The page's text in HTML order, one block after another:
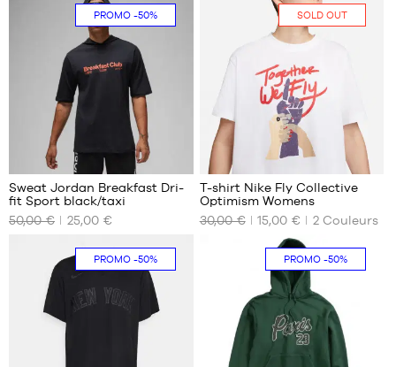
PROMO-50%
NOS
TAILLES
Sweat Jordan Breakfast Dri-
fit Sport black/taxi
50,00 €
25,00 €
SOLD OUT
NOS
TAILLES
DISPONIBLES
1
T-shirt Nike Fly Collective
Optimism Womens
30,00 €
15,00 € 2Couleurs
PROMO-50% PROMO -50%